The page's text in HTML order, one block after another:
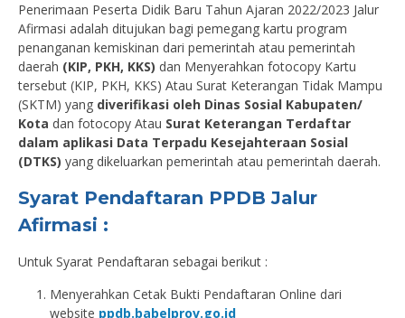
Penerimaan Peserta Didik Baru Tahun Ajaran 2022/2023 Jalur
Afirmasi adalah ditujukan bagi pemegang kartu program
penanganan kemiskinan dari pemerintah atau pemerintah
daerah (KIP, PKH, KKS) dan Menyerahkan fotocopy Kartu
tersebut (KIP, PKH, KKS) Atau Surat Keterangan Tidak Mampu
(SKTM) yang diverifikasi oleh Dinas Sosial Kabupaten/
Kota dan fotocopy Atau Surat Keterangan Terdaftar
dalam aplikasi Data Terpadu Kesejahteraan Sosial
(DTKS) yang dikeluarkan pemerintah atau pemerintah daerah.
Syarat Pendaftaran PPDB Jalur
Afirmasi :
Untuk Syarat Pendaftaran sebagai berikut :
Menyerahkan Cetak Bukti Pendaftaran Online dari
website ppdb.babelprov.go.id